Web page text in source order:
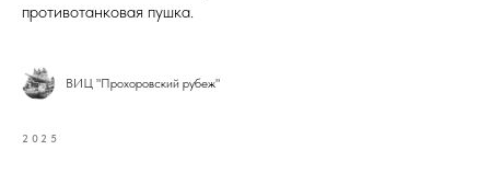
противотанковая пушка.
ВИЦ "Прохоровский рубеж"
2025